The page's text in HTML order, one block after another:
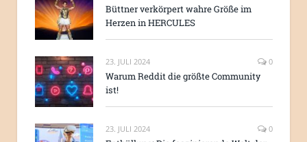
Büttner verkörpert wahre Größe im
Herzen in HERCULES
23. JULI 2024 0
Warum Reddit die größte Community
ist!
23. JULI 2024 0